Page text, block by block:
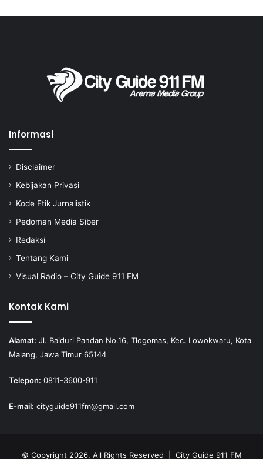
Informasi
Disclaimer
Kebijakan Privasi
Kode Etik Jurnalistik
Pedoman Media Siber
Redaksi
Tentang Kami
Visual Radio – City Guide 911 FM
Kontak Kami
Alamat: Jl. Baiduri Pandan No.16, Tlogomas, Kec. Lowokwaru, Kota
Malang, Jawa Timur 65144
Telepon: 0811-3600-911
E-mail: cityguide911fm@gmail.com
© Copyright 2026, All Rights Reserved | City Guide 911 FM